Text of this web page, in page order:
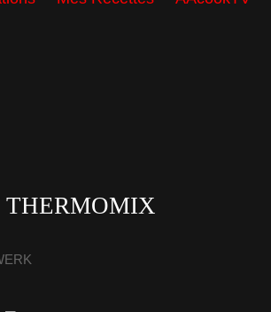
THERMOMIX